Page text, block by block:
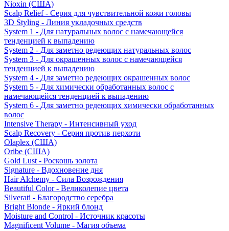
Nioxin (США)
Scalp Relief - Серия для чувствительной кожи головы
3D Styling - Линия укладочных средств
System 1 - Для натуральных волос с намечающейся
тенденцией к выпадению
System 2 - Для заметно редеющих натуральных волос
System 3 - Для окрашенных волос с намечающейся
тенденцией к выпадению
System 4 - Для заметно редеющих окрашенных волос
System 5 - Для химически обработанных волос с
намечающейся тенденцией к выпадению
System 6 - Для заметно редеющих химически обработанных
волос
Intensive Therapy - Интенсивный уход
Scalp Recovery - Серия против перхоти
Olaplex (США)
Oribe (США)
Gold Lust - Роскошь золота
Signature - Вдохновение дня
Hair Alchemy - Сила Возрождения
Beautiful Color - Великолепие цвета
Silverati - Благородство серебра
Bright Blonde - Яркий блонд
Moisture and Control - Источник красоты
Magnificent Volume - Магия объема